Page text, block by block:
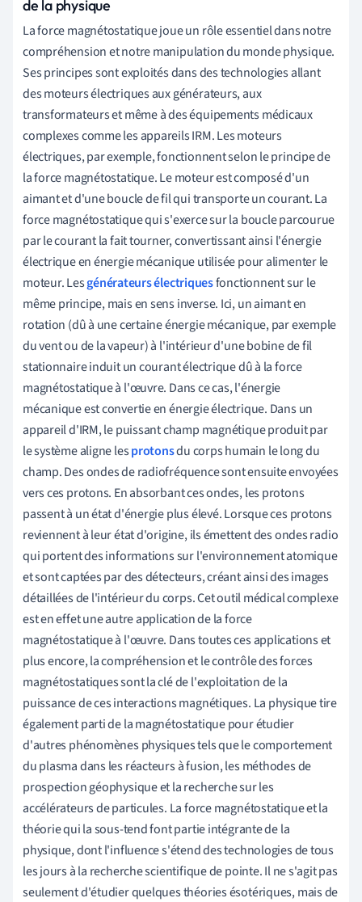
de la physique
La force magnétostatique joue un rôle essentiel dans notre
compréhension et notre manipulation du monde physique.
Ses principes sont exploités dans des technologies allant
des moteurs électriques aux générateurs, aux
transformateurs et même à des équipements médicaux
complexes comme les appareils IRM. Les moteurs
électriques, par exemple, fonctionnent selon le principe de
la force magnétostatique. Le moteur est composé d'un
aimant et d'une boucle de fil qui transporte un courant. La
force magnétostatique qui s'exerce sur la boucle parcourue
par le courant la fait tourner, convertissant ainsi l'énergie
électrique en énergie mécanique utilisée pour alimenter le
moteur. Lesgénérateurs électriquesfonctionnent sur le
même principe, mais en sens inverse. Ici, un aimant en
rotation (dû à une certaine énergie mécanique, par exemple
du vent ou de la vapeur) à l'intérieur d'une bobine de fil
stationnaire induit un courant électrique dû à la force
magnétostatique à l'œuvre. Dans ce cas, l'énergie
mécanique est convertie en énergie électrique. Dans un
appareil d'IRM, le puissant champ magnétique produit par
le système aligne lesprotonsdu corps humain le long du
champ. Des ondes de radiofréquence sont ensuite envoyées
vers ces protons. En absorbant ces ondes, les protons
passent à un état d'énergie plus élevé. Lorsque ces protons
reviennent à leur état d'origine, ils émettent des ondes radio
qui portent des informations sur l'environnement atomique
et sont captées par des détecteurs, créant ainsi des images
détaillées de l'intérieur du corps. Cet outil médical complexe
est en effet une autre application de la force
magnétostatique à l'œuvre. Dans toutes ces applications et
plus encore, la compréhension et le contrôle des forces
magnétostatiques sont la clé de l'exploitation de la
puissance de ces interactions magnétiques. La physique tire
également parti de la magnétostatique pour étudier
d'autres phénomènes physiques tels que le comportement
du plasma dans les réacteurs à fusion, les méthodes de
prospection géophysique et la recherche sur les
accélérateurs de particules. La force magnétostatique et la
théorie qui la sous-tend font partie intégrante de la
physique, dont l'influence s'étend des technologies de tous
les jours à la recherche scientifique de pointe. Il ne s'agit pas
seulement d'étudier quelques théories ésotériques, mais de